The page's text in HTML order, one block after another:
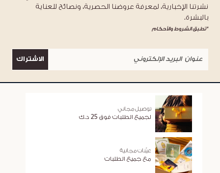
نشرتنا الإخبارية، لمعرفة عروضنا الحصرية، ونصائح للعناية
بالبشرة.
*تطبق الشروط والأحكام
الاشتراك
توصيل مجاني
لجميع الطلبات فوق 25 د.ك
عيّنات مجانية
مع جميع الطلبات